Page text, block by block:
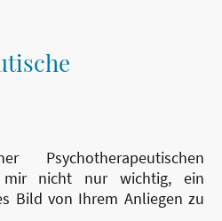
Psychotherapeutischen
mir nicht nur wichtig, ein
Bild von Ihrem Anliegen zu